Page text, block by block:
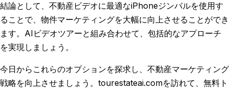
結論として、不動産ビデオに最適なiPhoneジンバルを使用す
ることで、物件マーケティングを大幅に向上させることができ
ます。AIビデオツアーと組み合わせて、包括的なアプローチ
を実現しましょう。
今日からこれらのオプションを探求し、不動産マーケティング
戦略を向上させましょう。tourestateai.comを訪れて、無料ト